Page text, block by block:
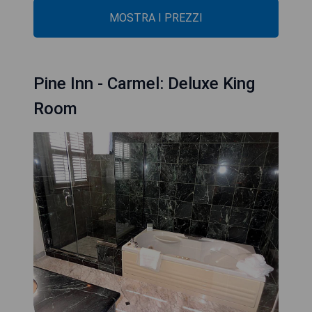
MOSTRA I PREZZI
Pine Inn - Carmel: Deluxe King
Room